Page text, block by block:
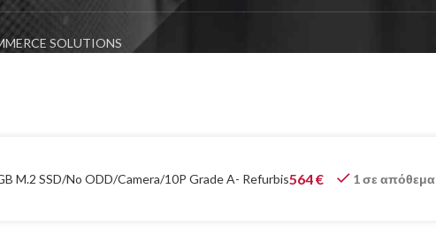
SOLUTIONS
M.2 SSD/No ODD/Camera/10P Grade A- Refurbis564€ 1 σε απόθεμα